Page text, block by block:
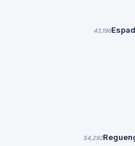
43,196
54,292